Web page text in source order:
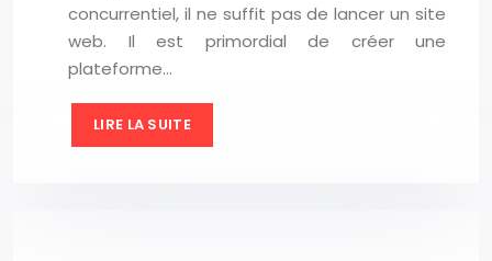
concurrentiel, il ne suffit pas de lancer un site
web. Il est primordial de créer une
plateforme…
LIRE LA SUITE